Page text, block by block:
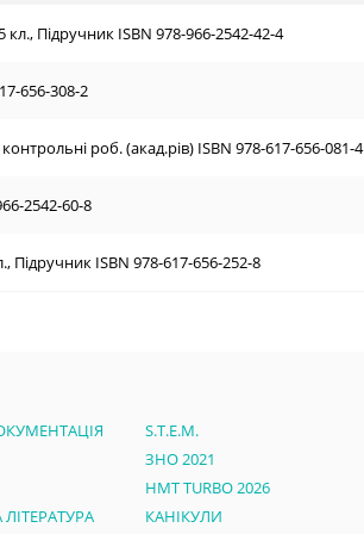
Підручник ISBN 978-966-2542-42-4
656-308-2
роб. (акад.рів) ISBN 978-617-656-081-4
2542-60-8
ISBN 978-617-656-252-8
S.T.E.M.
ЗНО 2021
НМТ TURBO 2026
КАНІКУЛИ